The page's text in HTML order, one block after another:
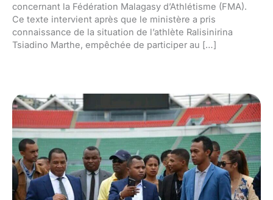
concernant la Fédération Malagasy d’Athlétisme (FMA).
Ce texte intervient après que le ministère a pris
connaissance de la situation de l’athlète Ralisinirina
Tsiadino Marthe, empêchée de participer au […]